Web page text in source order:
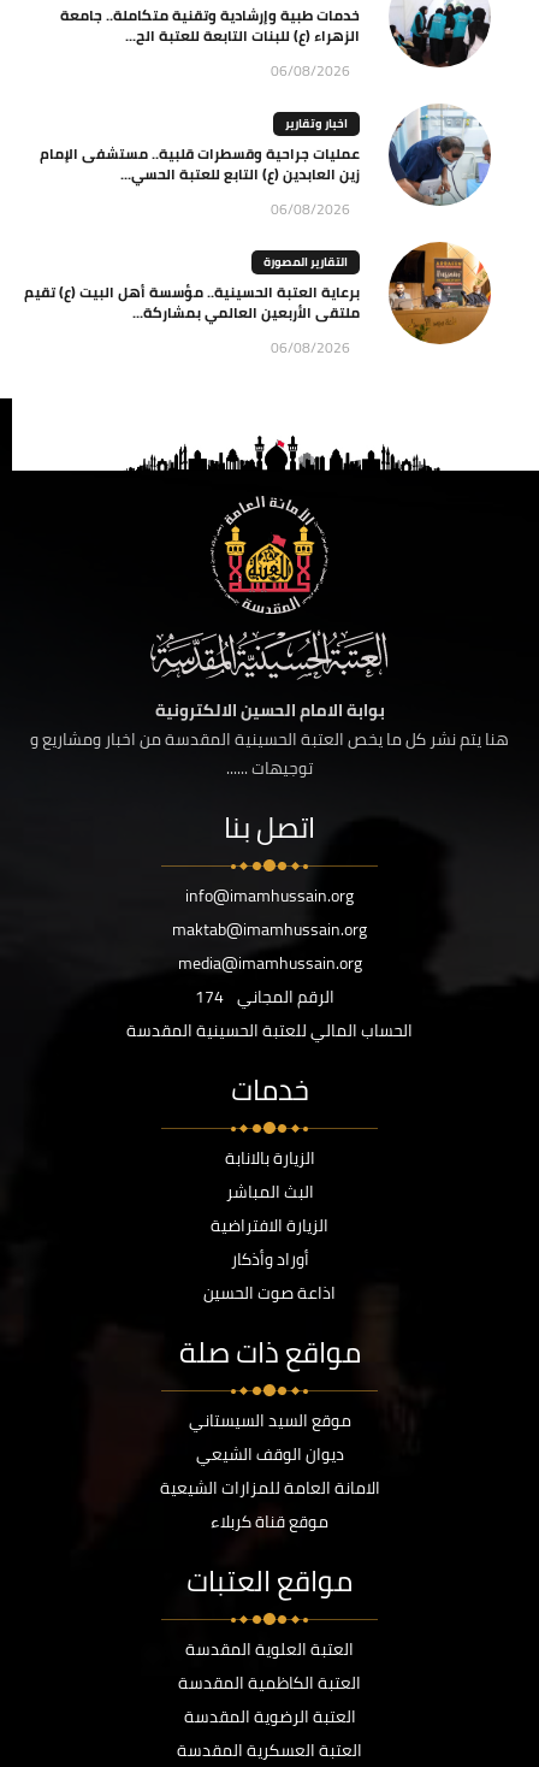
خدمات طبية وإرشادية وتقنية متكاملة.. جامعة
الزهراء (ع) للبنات التابعة للعتبة الح...
06/08/2026
اخبار وتقارير
عمليات جراحية وقسطرات قلبية.. مستشفى الإمام
زين العابدين (ع) التابع للعتبة الحسي...
06/08/2026
التقارير المصورة
برعاية العتبة الحسينية.. مؤسسة أهل البيت (ع) تقيم
ملتقى الأربعين العالمي بمشاركة...
06/08/2026
بوابة الامام الحسين الالكترونية
هنا يتم نشر كل ما يخص العتبة الحسينية المقدسة من اخبار ومشاريع و
توجيهات ......
اتصل بنا
info@imamhussain.org
maktab@imamhussain.org
media@imamhussain.org
الرقم المجاني 174
الحساب المالي للعتبة الحسينية المقدسة
خدمات
الزيارة بالانابة
البث المباشر
الزيارة الافتراضية
أوراد وأذكار
اذاعة صوت الحسين
مواقع ذات صلة
موقع السيد السيستاني
ديوان الوقف الشيعي
الامانة العامة للمزارات الشيعية
موقع قناة كربلاء
مواقع العتبات
العتبة العلوية المقدسة
العتبة الكاظمية المقدسة
العتبة الرضوية المقدسة
العتبة العسكرية المقدسة